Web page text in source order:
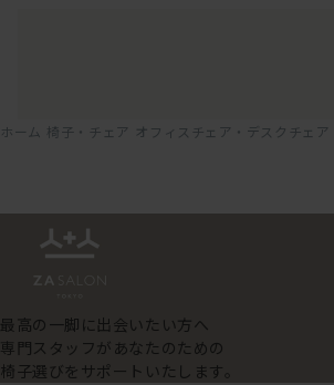
ホーム 椅子・チェア オフィスチェア・デスクチェア
最高の一脚に出会いたい方へ
専門スタッフがあなたのための
椅子選びをサポートいたします。